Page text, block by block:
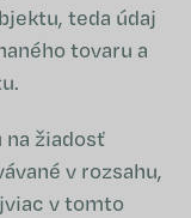
teda údaj
tovaru a
žiadosť
v rozsahu,
v tomto